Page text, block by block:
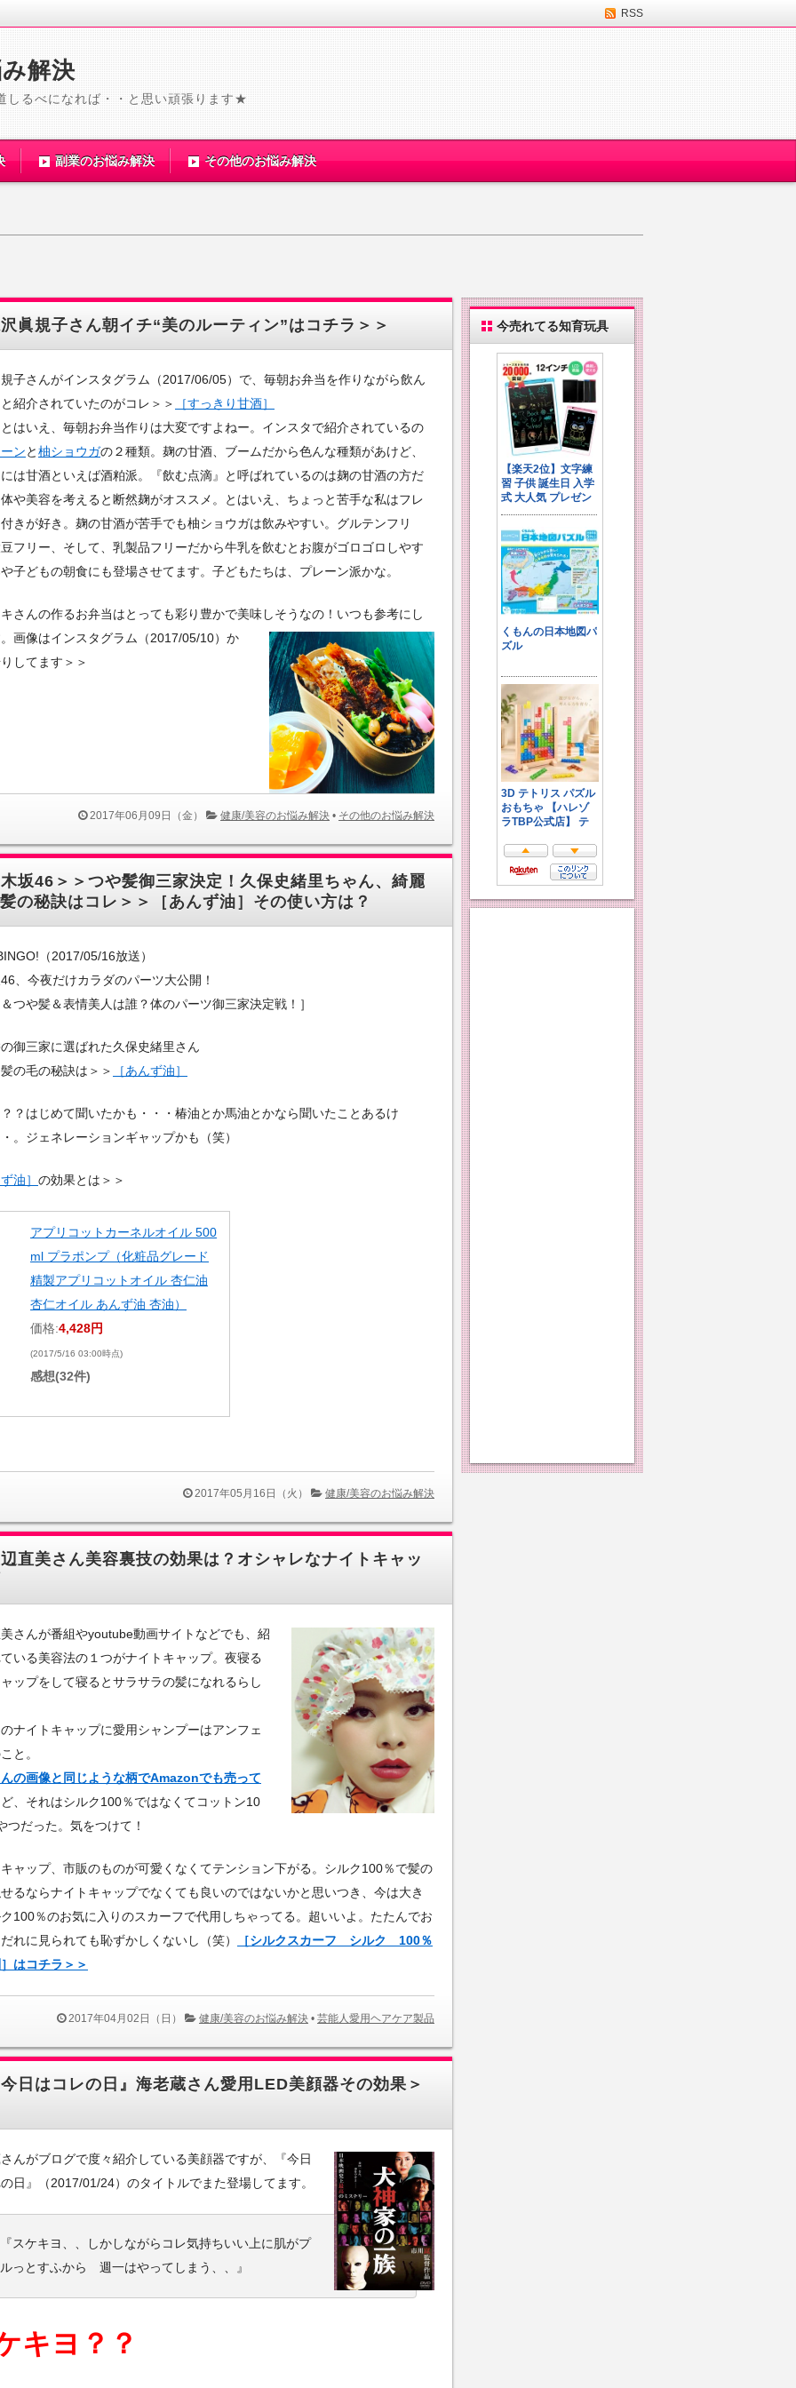
RSS
解決
るべになれば・・と思い頑張ります★
副業のお悩み解決 その他のお悩み解決
眞規子さん朝イチ“美のルーティン”はコチラ＞＞
子さんがインスタグラム（2017/06/05）で、毎朝お弁当を作りながら飲ん
紹介されていたのがコレ＞＞
［すっきり甘酒］
はいえ、毎朝お弁当作りは大変ですよねー。インスタで紹介されているの
ンと柚ショウガの２種類。麹の甘酒、ブームだから色んな種類があけど、
は甘酒といえば酒粕派。『飲む点滴』と呼ばれているのは麹の甘酒の方だ
や美容を考えると断然麹がオススメ。とはいえ、ちょっと苦手な私はフレ
きが好き。麹の甘酒が苦手でも柚ショウガは飲みやすい。グルテンフリ
フリー、そして、乳製品フリーだから牛乳を飲むとお腹がゴロゴロしやす
子どもの朝食にも登場させてます。子どもたちは、プレーン派かな。
さんの作るお弁当はとっても彩り豊かで美味しそうなの！いつも参考にし
画像はインスタグラム（2017/05/10）か
してます＞＞
2017年06月09日（金） 健康/美容のお悩み解決 • その他のお悩み解決
坂46＞＞つや髪御三家決定！久保史緒里ちゃん、綺麗
の秘訣はコレ＞＞［あんず油］その使い方は？
（2017/05/16放送）
、今夜だけカラダのパーツ大公開！
つや髪＆表情美人は誰？体のパーツ御三家決定戦！］
御三家に選ばれた久保史緒里さん
の毛の秘訣は＞＞
［あんず油］
？はじめて聞いたかも・・・椿油とか馬油とかなら聞いたことあるけ
。ジェネレーションギャップかも（笑）
油］ の効果とは＞＞
アプリコットカーネルオイル 500
ml プラポンプ（化粧品グレード
精製アプリコットオイル 杏仁油
杏仁オイル あんず油 杏油）
価格:4,428円
(2017/5/16 03:00時点)
感想(32件)
2017年05月16日（火） 健康/美容のお悩み解決
直美さん美容裏技の効果は？オシャレなナイトキャッ
さんが番組やyoutube動画サイトなどでも、紹
いる美容法の１つがナイトキャップ。夜寝る
ップをして寝るとサラサラの髪になれるらし
ナイトキャップに愛用シャンプーはアンフェ
と。
の画像と同じような柄でAmazonでも売って
、それはシルク100％ではなくてコットン10
つだった。気をつけて！
ャップ、市販のものが可愛くなくてテンション下がる。シルク100％で髪の
るならナイトキャップでなくても良いのではないかと思いつき、今は大き
100％のお気に入りのスカーフで代用しちゃってる。超いいよ。たたんでお
れに見られても恥ずかしくないし（笑）
［シルクスカーフ シルク 100％
はコチラ＞＞
2017年04月02日（日） 健康/美容のお悩み解決 • 芸能人愛用ヘアケア製品
日はコレの日』海老蔵さん愛用LED美顔器その効果＞
んがブログで度々紹介している美顔器ですが、『今日
日』（2017/01/24）のタイトルでまた登場してます。
『スケキヨ、、しかしながらコレ気持ちいい上に肌がプ
ルっとすふから 週一はやってしまう、、』
キヨ？？
今売れてる知育玩具